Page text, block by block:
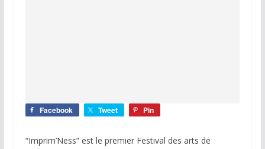
Facebook Tweet Pin
“Imprim’Ness” est le premier Festival des arts de